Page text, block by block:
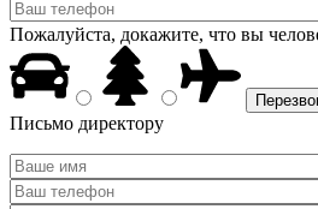
Пожалуйста, докажите, что вы
Письмо директору